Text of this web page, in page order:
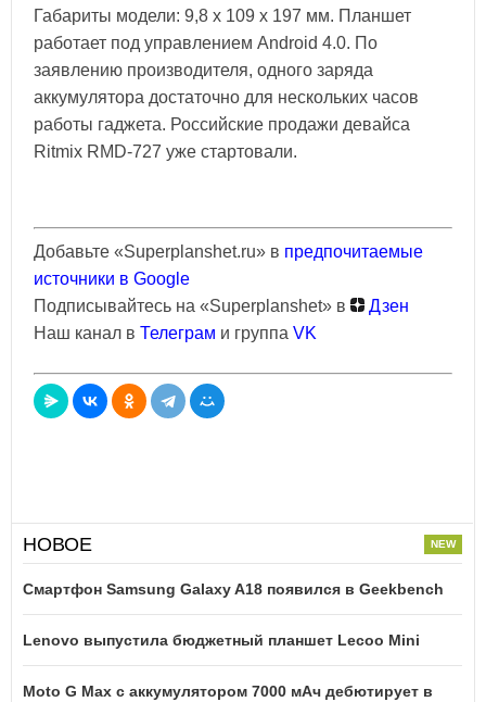
Габариты модели: 9,8 x 109 x 197 мм. Планшет
работает под управлением Android 4.0. По
заявлению производителя, одного заряда
аккумулятора достаточно для нескольких часов
работы гаджета. Российские продажи девайса
Ritmix RMD-727 уже стартовали.
Добавьте «Superplanshet.ru» в предпочитаемые
источники в Google
Подписывайтесь на «Superplanshet» в
Дзен
Наш канал в Телеграм и группа VK
НОВОЕ
Смартфон Samsung Galaxy A18 появился в Geekbench
Lenovo выпустила бюджетный планшет Lecoo Mini
Moto G Max с аккумулятором 7000 мАч дебютирует в